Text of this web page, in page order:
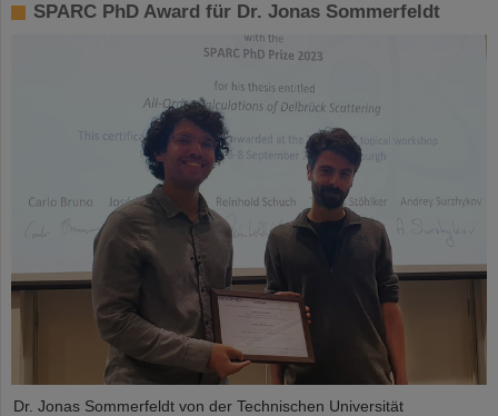
SPARC PhD Award für Dr. Jonas Sommerfeldt
Dr. Jonas Sommerfeldt von der Technischen Universität